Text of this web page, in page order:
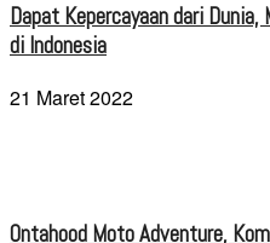
Dapat Kepercayaan dari Dunia,
di Indonesia
21 Maret 2022
Ontahood Moto Adventure,